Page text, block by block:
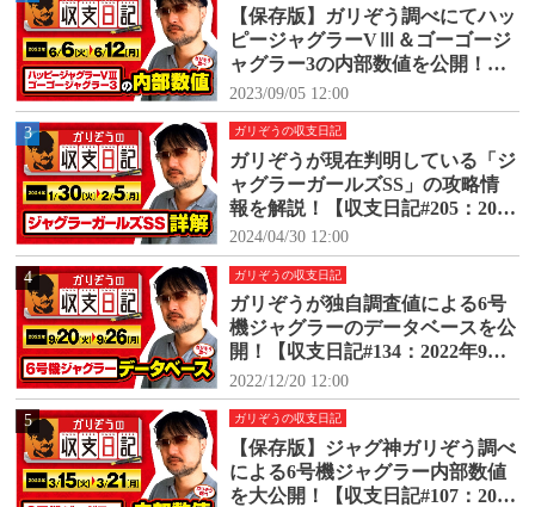
【保存版】ガリぞう調べにてハッ
ピージャグラーVⅢ＆ゴーゴージ
ャグラー3の内部数値を公開！
【収支日記#171：2023年6月6日
(火)～6月12日(月)】
2023/09/05 12:00
3 ガリぞうの収支日記
ガリぞうが現在判明している「ジ
ャグラーガールズSS」の攻略情
報を解説！【収支日記#205：2024
年1月30日(火)～2024年2月5日
(月)】
2024/04/30 12:00
4 ガリぞうの収支日記
ガリぞうが独自調査値による6号
機ジャグラーのデータベースを公
開！【収支日記#134：2022年9月2
0日(火)～9月26日(月)】
2022/12/20 12:00
5 ガリぞうの収支日記
【保存版】ジャグ神ガリぞう調べ
による6号機ジャグラー内部数値
を大公開！【収支日記#107：2022